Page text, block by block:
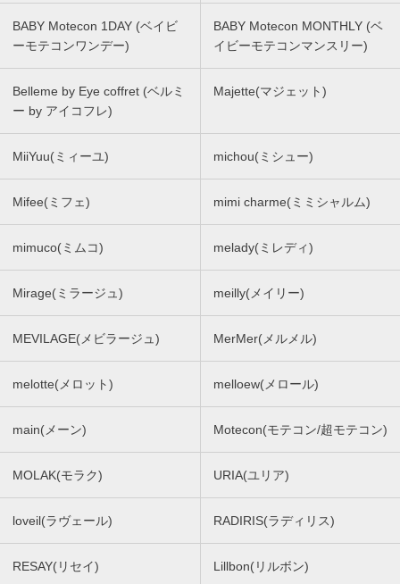
BABY Motecon 1DAY (ベイビ
ーモテコンワンデー)
BABY Motecon MONTHLY (ベ
イビーモテコンマンスリー)
Belleme by Eye coffret (ベルミ
ー by アイコフレ)
Majette(マジェット)
MiiYuu(ミィーユ) michou(ミシュー)
Mifee(ミフェ) mimi charme(ミミシャルム)
mimuco(ミムコ) melady(ミレディ)
Mirage(ミラージュ) meilly(メイリー)
MEVILAGE(メビラージュ) MerMer(メルメル)
melotte(メロット) melloew(メロール)
main(メーン) Motecon(モテコン/超モテコン)
MOLAK(モラク) URIA(ユリア)
loveil(ラヴェール) RADIRIS(ラディリス)
RESAY(リセイ) Lillbon(リルボン)